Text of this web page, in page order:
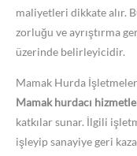
maliyetleri dikkate alır.
zorluğu ve ayrıştırma
üzerinde belirleyicidir.
Mamak Hurda
Mamak hurdacı
katkılar sunar. İlgili
işleyip sanayiye geri